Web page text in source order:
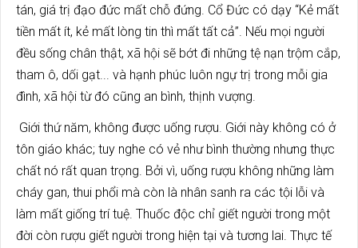
tán, giá trị đạo đức mất chỗ đứng. Cổ Đức có dạy “Kẻ mất
tiền mất ít, kẻ mất lòng tin thì mất tất cả”. Nếu mọi người
đều sống chân thật, xã hội sẽ bớt đi những tệ nạn trộm cắp,
tham ô, dối gạt... và hạnh phúc luôn ngự trị trong mỗi gia
đình, xã hội từ đó cũng an bình, thịnh vượng.
Giới thứ năm, không được uống rượu. Giới này không có ở
tôn giáo khác; tuy nghe có vẻ như bình thường nhưng thực
chất nó rất quan trọng. Bởi vì, uống rượu không những làm
cháy gan, thui phổi mà còn là nhân sanh ra các tội lỗi và
làm mất giống trí tuệ. Thuốc độc chỉ giết người trong một
đời còn rượu giết người trong hiện tại và tương lai. Thực tế